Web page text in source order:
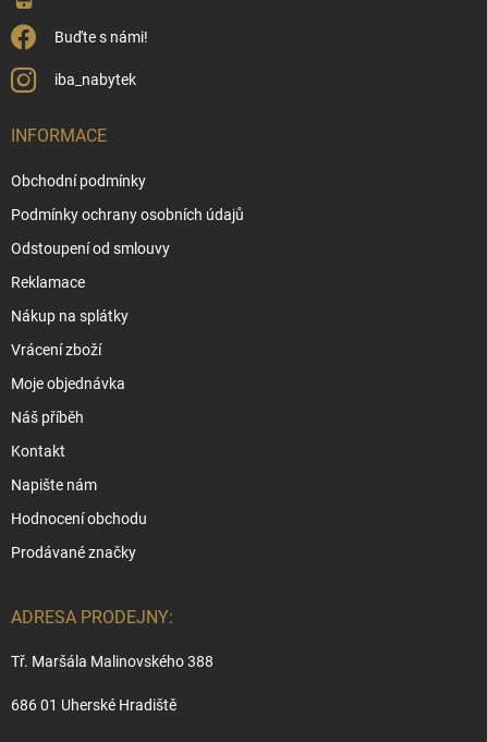
Buďte s námi!
iba_nabytek
INFORMACE
Obchodní podmínky
Podmínky ochrany osobních údajů
Odstoupení od smlouvy
Reklamace
Nákup na splátky
Vrácení zboží
Moje objednávka
Náš příběh
Kontakt
Napište nám
Hodnocení obchodu
Prodávané značky
ADRESA PRODEJNY:
Tř. Maršála Malinovského 388
686 01 Uherské Hradiště